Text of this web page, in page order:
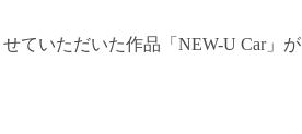
ていただいた作品「NEW-U Car」が